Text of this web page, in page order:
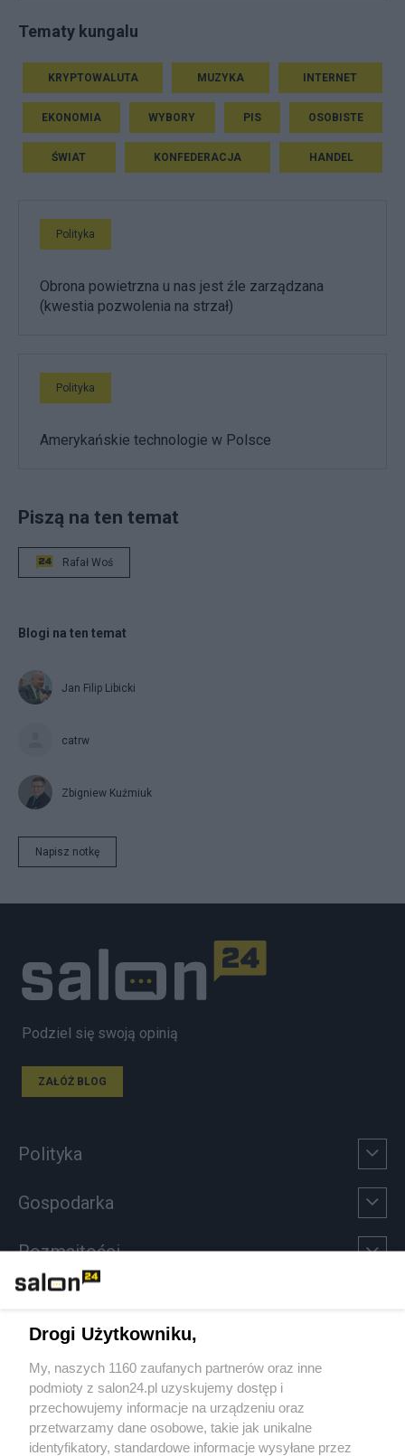
Tematy kungalu
KRYPTOWALUTA MUZYKA INTERNET
EKONOMIA WYBORY PIS OSOBISTE
ŚWIAT KONFEDERACJA HANDEL
Polityka
Obrona powietrzna u nas jest źle zarządzana
(kwestia pozwolenia na strzał)
Polityka
Amerykańskie technologie w Polsce
Piszą na ten temat
Rafał Woś
Blogi na ten temat
Jan Filip Libicki
catrw
Zbigniew Kuźmiuk
Napisz notkę
Podziel się swoją opinią
ZAŁÓŻ BLOG
Polityka
Gospodarka
Rozmaitości
Sport
Społeczeństwo
Kultura
Drogi Użytkowniku,
My, naszych 1160 zaufanych partnerów oraz inne
podmioty z salon24.pl uzyskujemy dostęp i
przechowujemy informacje na urządzeniu oraz
przetwarzamy dane osobowe, takie jak unikalne
identyfikatory, standardowe informacje wysyłane przez